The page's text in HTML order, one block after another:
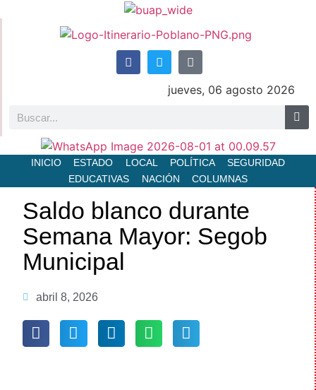
jueves, 06 agosto 2026
INICIO ESTADO LOCAL POLÍTICA
SEGURIDAD
EDUCATIVAS
NACIÓN COLUMNAS
Saldo blanco durante
Semana Mayor: Segob
Municipal
abril 8, 2026